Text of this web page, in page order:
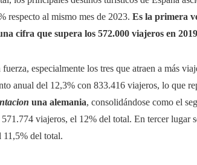
respecto al mismo mes de 2023. Es la primera
cifra que supera los 572.000 viajeros en
especialmente los tres que atraen a más
anual del 12,3% con 833.416 viajeros, lo que
una alemania, consolidándose como el
viajeros, el 12% del total. En tercer lugar
11,5% del total.